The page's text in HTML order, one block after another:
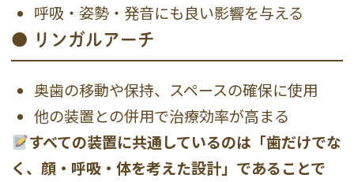
呼吸・姿勢・発音にも良い影響を与える
● リンガルアーチ
奥歯の移動や保持、スペースの確保に使用
他の装置との併用で治療効率が高まる
すべての装置に共通しているのは「歯だけでな
く、顔・呼吸・体を考えた設計」であることで